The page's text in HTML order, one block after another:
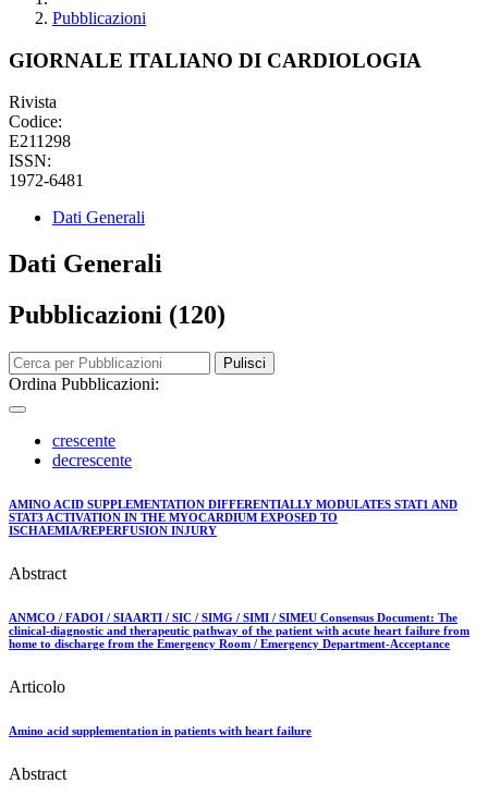
Pubblicazioni
GIORNALE ITALIANO DI CARDIOLOGIA
Rivista
Codice:
E211298
ISSN:
1972-6481
Dati Generali
Dati Generali
Pubblicazioni (120)
Pulisci
Ordina Pubblicazioni:
crescente
decrescente
AMINO ACID SUPPLEMENTATION DIFFERENTIALLY MODULATES STAT1 AND
STAT3 ACTIVATION IN THE MYOCARDIUM EXPOSED TO
ISCHAEMIA/REPERFUSION INJURY
Abstract
ANMCO / FADOI / SIAARTI / SIC / SIMG / SIMI / SIMEU Consensus Document: The
clinical-diagnostic and therapeutic pathway of the patient with acute heart failure from
home to discharge from the Emergency Room / Emergency Department-Acceptance
Articolo
Amino acid supplementation in patients with heart failure
Abstract